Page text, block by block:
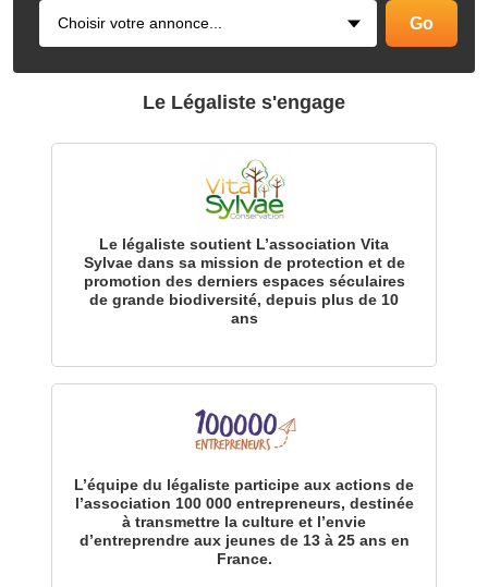
Le Légaliste s'engage
Le légaliste soutient L’association Vita
Sylvae dans sa mission de protection et de
promotion des derniers espaces séculaires
de grande biodiversité, depuis plus de 10
ans
L’équipe du légaliste participe aux actions de
l’association 100 000 entrepreneurs, destinée
à transmettre la culture et l’envie
d’entreprendre aux jeunes de 13 à 25 ans en
France.